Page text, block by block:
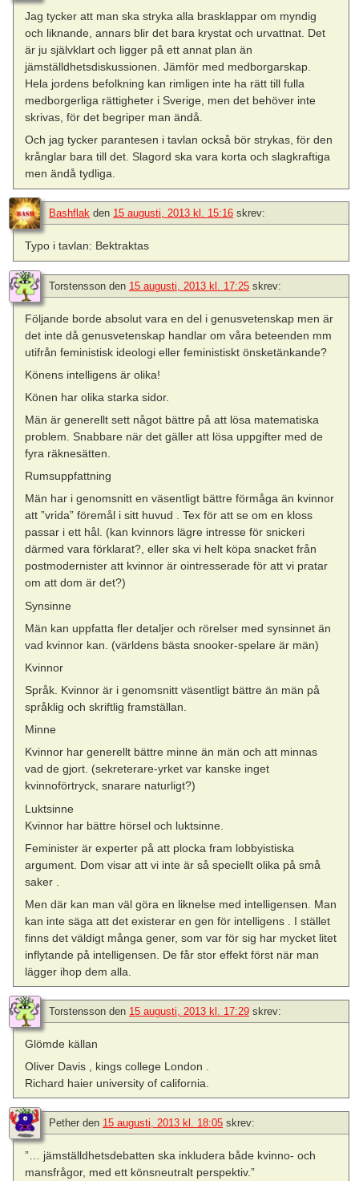
Jag tycker att man ska stryka alla brasklappar om myndig
och liknande, annars blir det bara krystat och urvattnat. Det
är ju självklart och ligger på ett annat plan än
jämställdhetsdiskussionen. Jämför med medborgarskap.
Hela jordens befolkning kan rimligen inte ha rätt till fulla
medborgerliga rättigheter i Sverige, men det behöver inte
skrivas, för det begriper man ändå.
Och jag tycker parantesen i tavlan också bör strykas, för den
krånglar bara till det. Slagord ska vara korta och slagkraftiga
men ändå tydliga.
Bashflak den 15 augusti, 2013 kl. 15:16 skrev:
Typo i tavlan: Bektraktas
Torstensson den 15 augusti, 2013 kl. 17:25 skrev:
Följande borde absolut vara en del i genusvetenskap men är
det inte då genusvetenskap handlar om våra beteenden mm
utifrån feministisk ideologi eller feministiskt önsketänkande?
Könens intelligens är olika!
Könen har olika starka sidor.
Män är generellt sett något bättre på att lösa matematiska
problem. Snabbare när det gäller att lösa uppgifter med de
fyra räknesätten.
Rumsuppfattning
Män har i genomsnitt en väsentligt bättre förmåga än kvinnor
att ”vrida” föremål i sitt huvud . Tex för att se om en kloss
passar i ett hål. (kan kvinnors lägre intresse för snickeri
därmed vara förklarat?, eller ska vi helt köpa snacket från
postmodernister att kvinnor är ointresserade för att vi pratar
om att dom är det?)
Synsinne
Män kan uppfatta fler detaljer och rörelser med synsinnet än
vad kvinnor kan. (världens bästa snooker-spelare är män)
Kvinnor
Språk. Kvinnor är i genomsnitt väsentligt bättre än män på
språklig och skriftlig framställan.
Minne
Kvinnor har generellt bättre minne än män och att minnas
vad de gjort. (sekreterare-yrket var kanske inget
kvinnoförtryck, snarare naturligt?)
Luktsinne
Kvinnor har bättre hörsel och luktsinne.
Feminister är experter på att plocka fram lobbyistiska
argument. Dom visar att vi inte är så speciellt olika på små
saker .
Men där kan man väl göra en liknelse med intelligensen. Man
kan inte säga att det existerar en gen för intelligens . I stället
finns det väldigt många gener, som var för sig har mycket litet
inflytande på intelligensen. De får stor effekt först när man
lägger ihop dem alla.
Torstensson den 15 augusti, 2013 kl. 17:29 skrev:
Glömde källan
Oliver Davis , kings college London .
Richard haier university of california.
Pether den 15 augusti, 2013 kl. 18:05 skrev:
”… jämställdhetsdebatten ska inkludera både kvinno- och
mansfrågor, med ett könsneutralt perspektiv.”